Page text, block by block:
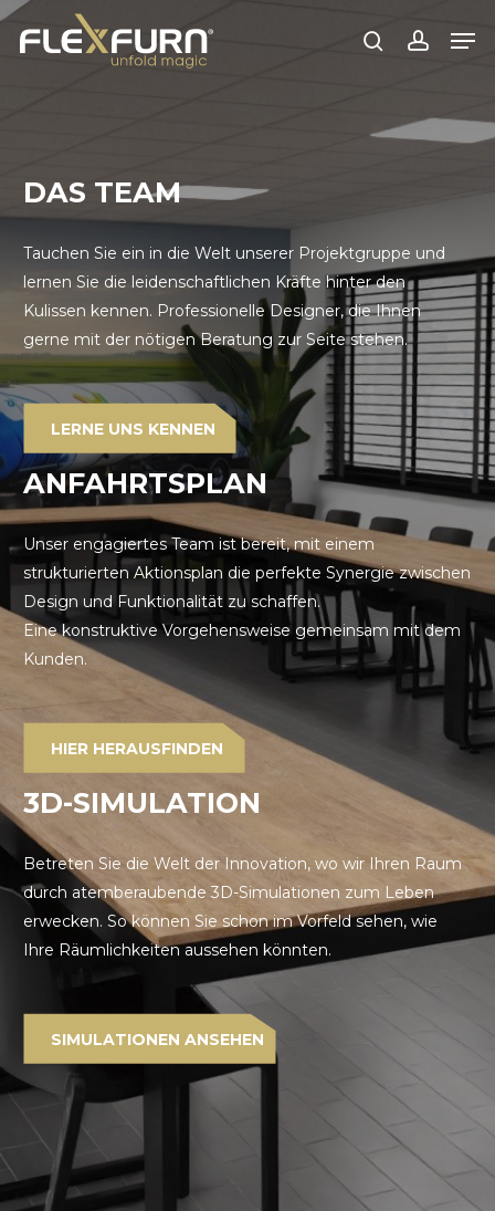
Zum
Hauptinhalt
suchen Konto
DAS TEAM
Tauchen Sie ein in die Welt unserer Projektgruppe und
lernen Sie die leidenschaftlichen Kräfte hinter den
Kulissen kennen. Professionelle Designer, die Ihnen
gerne mit der nötigen Beratung zur Seite stehen.
LERNE UNS KENNEN
ANFAHRTSPLAN
Unser engagiertes Team ist bereit, mit einem
strukturierten Aktionsplan die perfekte Synergie zwischen
Design und Funktionalität zu schaffen.
Eine konstruktive Vorgehensweise gemeinsam mit dem
Kunden.
HIER HERAUSFINDEN
3D-SIMULATION
Betreten Sie die Welt der Innovation, wo wir Ihren Raum
durch atemberaubende 3D-Simulationen zum Leben
erwecken. So können Sie schon im Vorfeld sehen, wie
Ihre Räumlichkeiten aussehen könnten.
SIMULATIONEN ANSEHEN